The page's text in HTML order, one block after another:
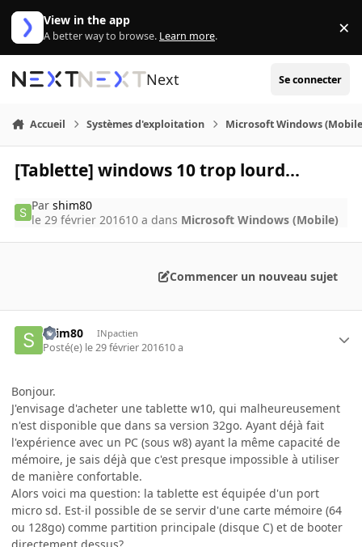
Aller au contenu
View in the app
A better way to browse. Learn more. ×
Next Se connecter
Accueil Systèmes d'exploitation Microsoft Windows
[Tablette] windows 10 trop lourd...
Parshim80
le 29 février 201610 a dans Microsoft Windows (Mobile)
Commencer un nouveau sujet
shim80 INpactien
Posté(e) le 29 février 201610 a
Bonjour.
J'envisage d'acheter une tablette w10, qui malheureusement
n'est disponible que dans sa version 32go. Ayant déjà fait
l'expérience avec un PC (sous w8) ayant la même capacité de
mémoire, je sais déjà que c'est presque impossible à utiliser
de manière confortable.
Alors voici ma question: la tablette est équipée d'un port
micro sd. Est-il possible de se servir d'une carte mémoire (64
ou 128go) comme partition principale (disque C) et de booter